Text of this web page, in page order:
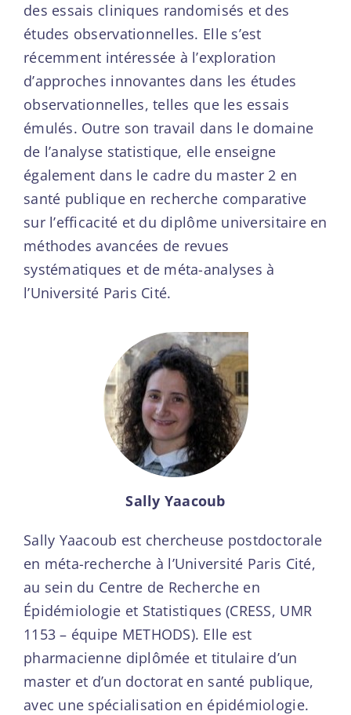
des essais cliniques randomisés et des
études observationnelles. Elle s’est
récemment intéressée à l’exploration
d’approches innovantes dans les études
observationnelles, telles que les essais
émulés. Outre son travail dans le domaine
de l’analyse statistique, elle enseigne
également dans le cadre du master 2 en
santé publique en recherche comparative
sur l’efficacité et du diplôme universitaire en
méthodes avancées de revues
systématiques et de méta-analyses à
l’Université Paris Cité.
Sally Yaacoub
Sally Yaacoub est chercheuse postdoctorale
en méta-recherche à l’Université Paris Cité,
au sein du Centre de Recherche en
Épidémiologie et Statistiques (CRESS, UMR
1153 – équipe METHODS). Elle est
pharmacienne diplômée et titulaire d’un
master et d’un doctorat en santé publique,
avec une spécialisation en épidémiologie.